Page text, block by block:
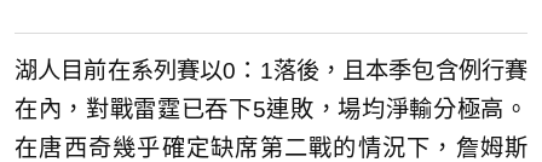
湖人目前在系列賽以0：1落後，且本季包含例行賽
在內，對戰雷霆已吞下5連敗，場均淨輸分極高。
在唐西奇幾乎確定缺席第二戰的情況下，詹姆斯